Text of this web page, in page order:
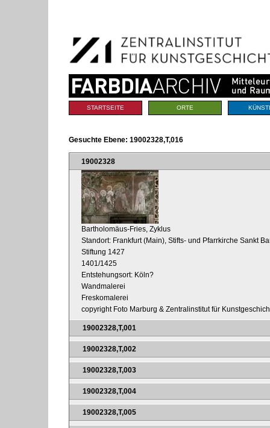
Navigation
Sektionen
STARTSEITE ORTE
Gesuchte Ebene: 19002328,T,016
19002328
Bartholomäus-Fries, Zyklus
Standort: Frankfurt (Main), Stifts- und Pfarrkirche Sankt
Stiftung 1427
1401/1425
Entstehungsort: Köln?
Wandmalerei
Freskomalerei
copyright Foto Marburg & Zentralinstitut für
19002328,T,001
19002328,T,002
19002328,T,003
19002328,T,004
19002328,T,005